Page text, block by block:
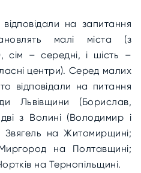
на запитання
малі міста (з
сім – середні, і шість –
центри). Серед малих
відповідали на питання
Львівщини (Борислав,
з Волині (Володимир і
на Житомирщині;
на Полтавщині;
на Тернопільщині.